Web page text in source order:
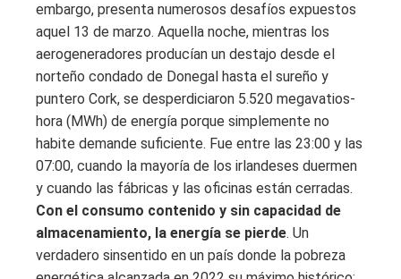
embargo, presenta numerosos desafíos expuestos
aquel 13 de marzo. Aquella noche, mientras los
aerogeneradores producían un destajo desde el
norteño condado de Donegal hasta el sureño y
puntero Cork, se desperdiciaron 5.520 megavatios-
hora (MWh) de energía porque simplemente no
habite demande suficiente. Fue entre las 23:00 y las
07:00, cuando la mayoría de los irlandeses duermen
y cuando las fábricas y las oficinas están cerradas.
Con el consumo contenido y sin capacidad de
almacenamiento, la energía se pierde. Un
verdadero sinsentido en un país donde la pobreza